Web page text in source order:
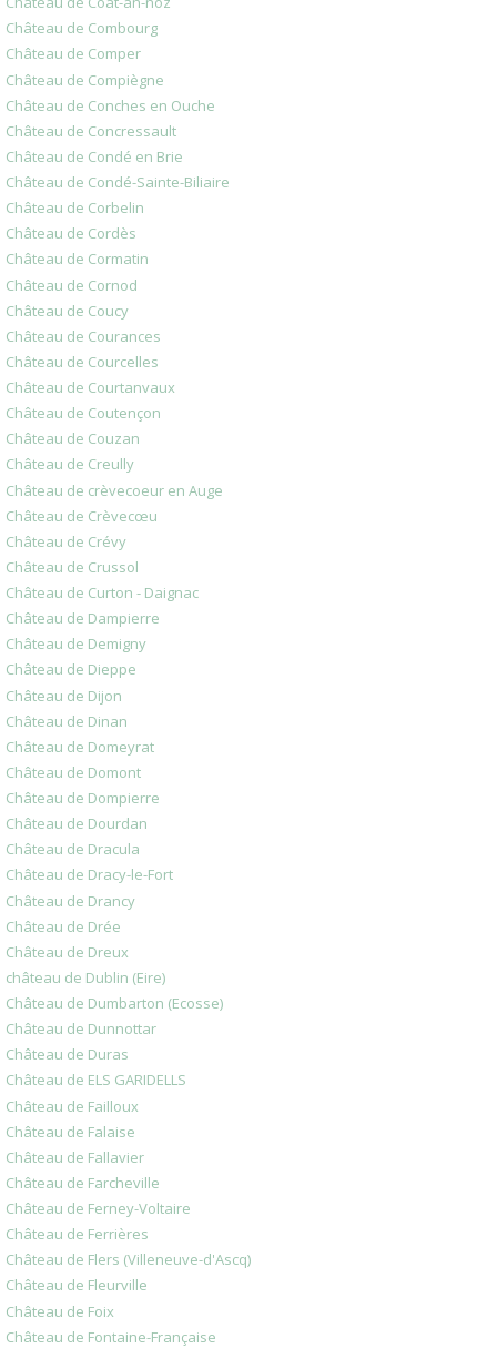
Château de Combourg
Château de Comper
Château de Compiègne
Château de Conches en Ouche
Château de Concressault
Château de Condé en Brie
Château de Condé-Sainte-Biliaire
Château de Corbelin
Château de Cordès
Château de Cormatin
Château de Cornod
Château de Coucy
Château de Courances
Château de Courcelles
Château de Courtanvaux
Château de Coutençon
Château de Couzan
Château de Creully
Château de crèvecoeur en Auge
Château de Crèvecœu
Château de Crévy
Château de Crussol
Château de Curton - Daignac
Château de Dampierre
Château de Demigny
Château de Dieppe
Château de Dijon
Château de Dinan
Château de Domeyrat
Château de Domont
Château de Dompierre
Château de Dourdan
Château de Dracula
Château de Dracy-le-Fort
Château de Drancy
Château de Drée
Château de Dreux
château de Dublin (Eire)
Château de Dumbarton (Ecosse)
Château de Dunnottar
Château de Duras
Château de ELS GARIDELLS
Château de Failloux
Château de Falaise
Château de Fallavier
Château de Farcheville
Château de Ferney-Voltaire
Château de Ferrières
Château de Flers (Villeneuve-d'Ascq)
Château de Fleurville
Château de Foix
Château de Fontaine-Française